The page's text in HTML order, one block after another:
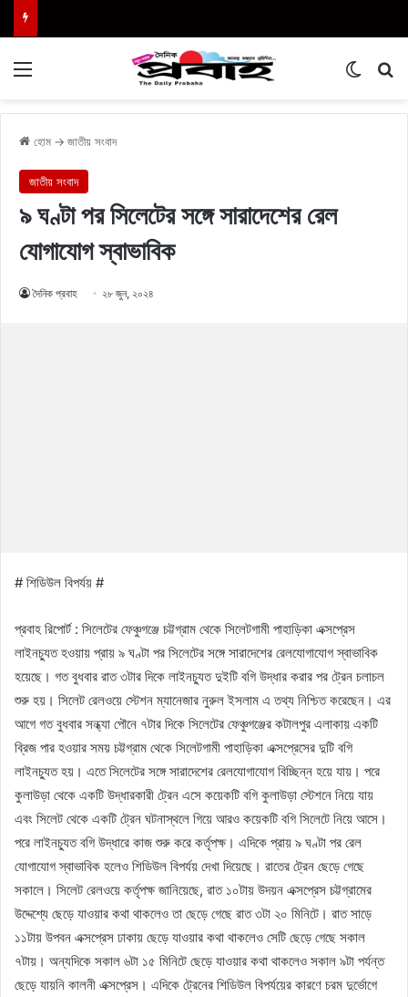
হোম → জাতীয় সংবাদ
জাতীয় সংবাদ
৯ ঘণ্টা পর সিলেটের সঙ্গে সারাদেশের রেল
যোগাযোগ স্বাভাবিক
দৈনিক প্রবাহ ২৮ জুন, ২০২৪
# শিডিউল বিপর্যয় #
প্রবাহ রিপোর্ট : সিলেটের ফেঞ্চুগঞ্জে চট্টগ্রাম থেকে সিলেটগামী পাহাড়িকা এক্সপ্রেস
লাইনচ্যুত হওয়ায় প্রায় ৯ ঘণ্টা পর সিলেটের সঙ্গে সারাদেশের রেলযোগাযোগ স্বাভাবিক
হয়েছে। গত বুধবার রাত ৩টার দিকে লাইনচ্যুত দুইটি বগি উদ্ধার করার পর ট্রেন চলাচল
শুরু হয়। সিলেট রেলওয়ে স্টেশন ম্যানেজার নুরুল ইসলাম এ তথ্য নিশ্চিত করেছেন। এর
আগে গত বুধবার সন্ধ্যা পৌনে ৭টার দিকে সিলেটের ফেঞ্চুগঞ্জের কটালপুর এলাকায় একটি
ব্রিজ পার হওয়ার সময় চট্টগ্রাম থেকে সিলেটগামী পাহাড়িকা এক্সপ্রেসের দুটি বগি
লাইনচ্যুত হয়। এতে সিলেটের সঙ্গে সারাদেশের রেলযোগাযোগ বিচ্ছিন্ন হয়ে যায়। পরে
কুলাউড়া থেকে একটি উদ্ধারকারী ট্রেন এসে কয়েকটি বগি কুলাউড়া স্টেশনে নিয়ে যায়
এবং সিলেট থেকে একটি ট্রেন ঘটনাস্থলে গিয়ে আরও কয়েকটি বগি সিলেটে নিয়ে আসে।
পরে লাইনচ্যুত বগি উদ্ধারে কাজ শুরু করে কর্তৃপক্ষ। এদিকে প্রায় ৯ ঘণ্টা পর রেল
যোগাযোগ স্বাভাবিক হলেও শিডিউল বিপর্যয় দেখা দিয়েছে। রাতের ট্রেন ছেড়ে গেছে
সকালে। সিলেট রেলওয়ে কর্তৃপক্ষ জানিয়েছে, রাত ১০টায় উদয়ন এক্সপ্রেস চট্টগ্রামের
উদ্দেশ্যে ছেড়ে যাওয়ার কথা থাকলেও তা ছেড়ে গেছে রাত ৩টা ২০ মিনিটে। রাত সাড়ে
১১টায় উপবন এক্সপ্রেস ঢাকায় ছেড়ে যাওয়ার কথা থাকলেও সেটি ছেড়ে গেছে সকাল
৭টায়। অন্যদিকে সকাল ৬টা ১৫ মিনিটে ছেড়ে যাওয়ার কথা থাকলেও সকাল ৯টা পর্যন্ত
ছেড়ে যায়নি কালনী এক্সপ্রেস। এদিকে ট্রেনের শিডিউল বিপর্যয়ের কারণে চরম দুর্ভোগে